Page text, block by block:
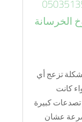
بالرياض 0503513564
الخرسانة
تزعج أي
كانت
تصدعات كبيرة
عشان